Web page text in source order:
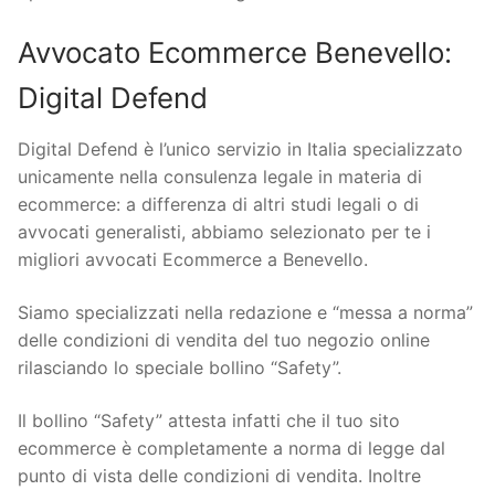
Avvocato Ecommerce Benevello:
Digital Defend
Digital Defend è l’unico servizio in Italia specializzato
unicamente nella consulenza legale in materia di
ecommerce: a differenza di altri studi legali o di
avvocati generalisti, abbiamo selezionato per te i
migliori avvocati Ecommerce a Benevello.
Siamo specializzati nella redazione e “messa a norma”
delle condizioni di vendita del tuo negozio online
rilasciando lo speciale bollino “Safety”.
Il bollino “Safety” attesta infatti che il tuo sito
ecommerce è completamente a norma di legge dal
punto di vista delle condizioni di vendita. Inoltre